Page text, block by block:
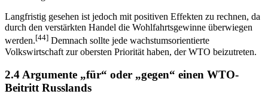
Langfristig gesehen ist jedoch mit positiven Effekten zu rechnen, da
durch den verstärkten Handel die Wohlfahrtsgewinne überwiegen
werden.[44]Demnach sollte jede wachstumsorientierte
2.4 Argumente „für“ oder „gegen“ einen WTO-